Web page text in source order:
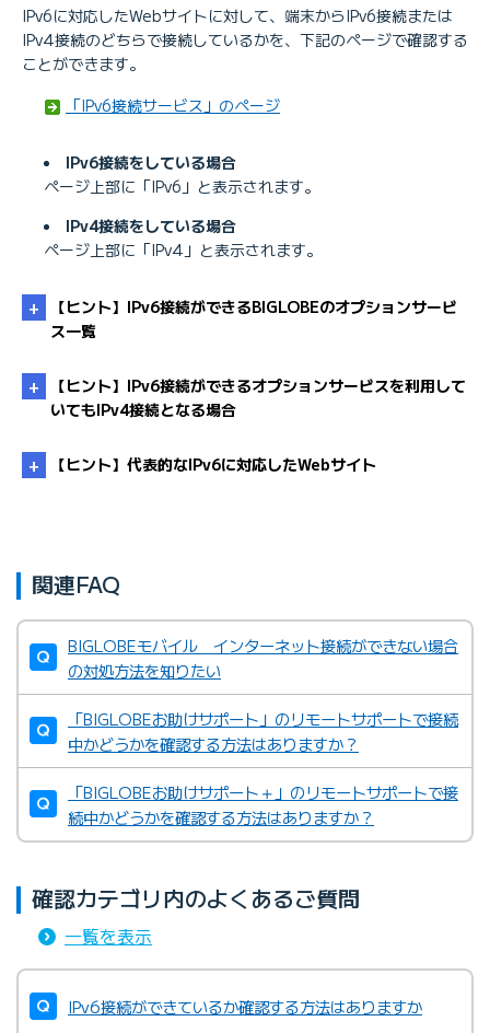
IPv6に対応したWebサイトに対して、端末からIPv6接続または
IPv4接続のどちらで接続しているかを、下記のページで確認する
ことができます。
「IPv6接続サービス」のページ
IPv6接続をしている場合
ページ上部に「IPv6」と表示されます。
IPv4接続をしている場合
ページ上部に「IPv4」と表示されます。
【ヒント】IPv6接続ができるBIGLOBEのオプションサービ
ス一覧
（*1）
IPv6オプションライト
NAT64/DNS64
（*1）「フレッツ光」の提供名称は、下記のいずれかになります。
BIGLOBE光パックNeo with フレッツ「ひかり」コース
（受付終了）BIGLOBE光パックNeo with フレッツ「Bフレッツ」コー
ス
（受付終了）「Bフレッツ」コース
か確認したい
【ヒント】IPv6接続ができるオプションサービスを利用して
いてもIPv4接続となる場合
IPv6接続ができるオプションサービスを利用してい
【ヒント】代表的なIPv6に対応したWebサイト
・ BIGLOBE
・ Google（検索エンジン）
・
Youtube（動画サイト）
・ Netflix（動画サイト）
・
Facebook（SNS）
・
関連FAQ
BIGLOBEモバイル インターネット接続ができない場合
の対処方法を知りたい
「BIGLOBEお助けサポート」のリモートサポートで接続
中かどうかを確認する方法はありますか？
「BIGLOBEお助けサポート＋」のリモートサポートで接
続中かどうかを確認する方法はありますか？
確認カテゴリ内のよくあるご質問
一覧を表示
IPv6接続ができているか確認する方法はありますか